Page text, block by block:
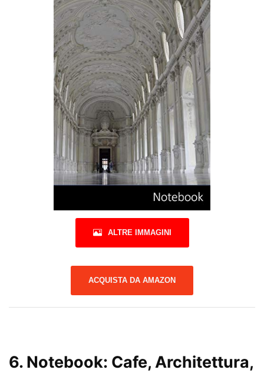
ALTRE IMMAGINI
ACQUISTA DA AMAZON
6. Notebook: Cafe, Architettura,